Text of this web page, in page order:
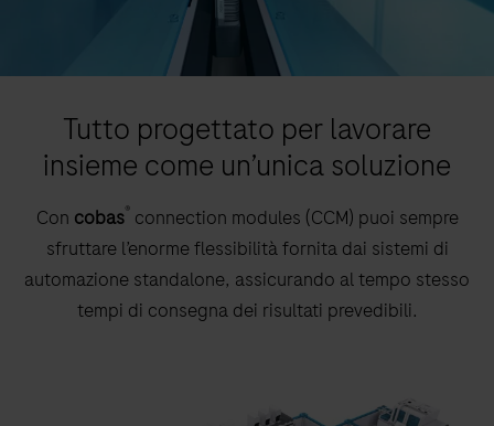
Tutto progettato per lavorare
insieme come un’unica soluzione
Con cobas®connection modules (CCM) puoi sempre
sfruttare l’enorme flessibilità fornita dai sistemi di
automazione standalone, assicurando al tempo stesso
tempi di consegna dei risultati prevedibili.